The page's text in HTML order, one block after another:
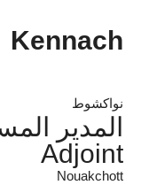
Kennach
نواكشوط
Adjoint
Nouakchott